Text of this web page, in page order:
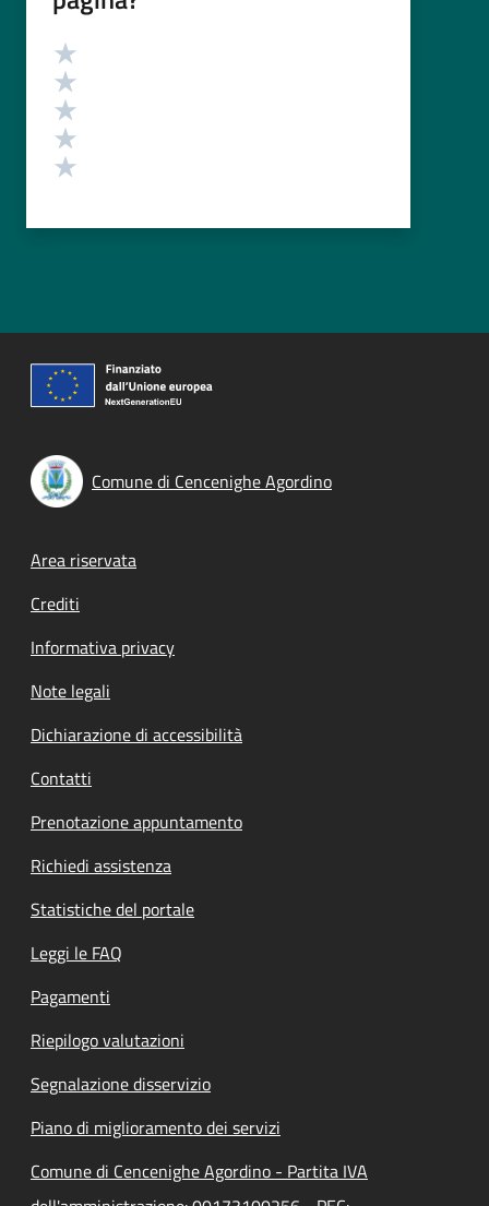
Valutazione
Comune di Cencenighe Agordino
Footer menu
Area riservata
Crediti
Informativa privacy
Note legali
Dichiarazione di accessibilità
Contatti
Prenotazione appuntamento
Richiedi assistenza
Statistiche del portale
Leggi le FAQ
Pagamenti
Riepilogo valutazioni
Segnalazione disservizio
Piano di miglioramento dei servizi
Comune di Cencenighe Agordino - Partita IVA